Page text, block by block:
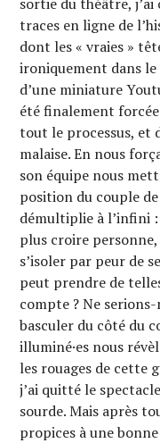
traces en ligne de
dont les « vraies »
ironiquement dans le
d’une miniature
été finalement
tout le processus, et
malaise. En nous
son équipe nous
position du couple
démultiplie à l’infini
plus croire
s’isoler par peur de
peut prendre de
compte ? Ne serions-
basculer du côté du
illuminé·es nous
les rouages de cette
j’ai quitté le
sourde. Mais après
propices à une